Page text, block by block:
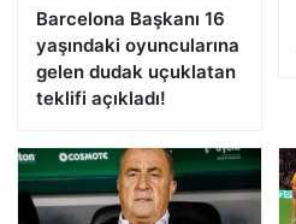
Barcelona Başkanı 16
yaşındaki oyuncularına
gelen dudak uçuklatan
teklifi açıkladı!